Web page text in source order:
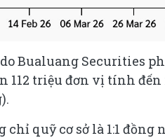
Bualuang Securities
112 triệu đơn vị tính
chỉ quỹ cơ sở là 1:1